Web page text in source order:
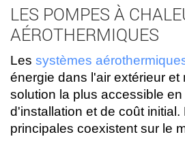
LES POMPES À
AÉROTHERMIQUES
Les systèmes
énergie dans l'air extérieur et
solution la plus accessible en
d'installation et de coût
principales coexistent sur le